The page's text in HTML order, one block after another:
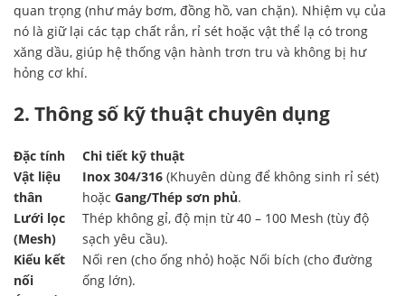
quan trọng (như máy bơm, đồng hồ, van chặn). Nhiệm vụ của
nó là giữ lại các tạp chất rắn, rỉ sét hoặc vật thể lạ có trong
xăng dầu, giúp hệ thống vận hành trơn tru và không bị hư
hỏng cơ khí.
2. Thông số kỹ thuật chuyên dụng
Đặc tính
Chi tiết kỹ thuật
Vật liệu
thân
Inox 304/316 (Khuyên dùng để không sinh rỉ sét)
hoặc Gang/Thép sơn phủ.
Lưới lọc
(Mesh)
Thép không gỉ, độ mịn từ 40 – 100 Mesh (tùy độ
sạch yêu cầu).
Kiểu kết
nối
Nối ren (cho ống nhỏ) hoặc Nối bích (cho đường
ống lớn).